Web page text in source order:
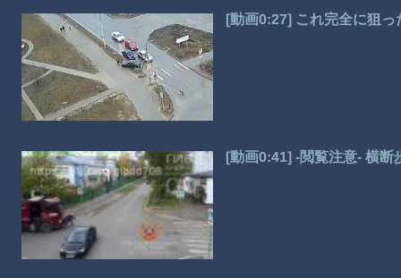
[動画0:27] これ完全に狙
[動画0:41] -閲覧注意- 横断